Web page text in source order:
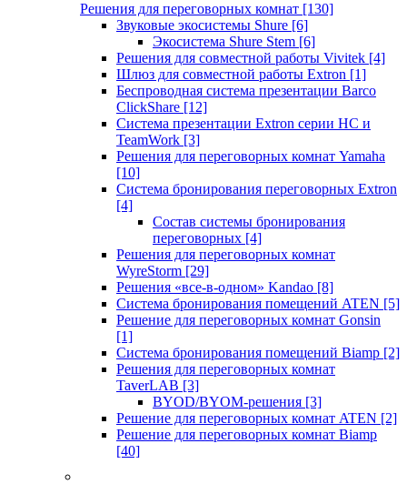
Решения для переговорных комнат [130]
Звуковые экосистемы Shure [6]
Экосистема Shure Stem [6]
Решения для совместной работы Vivitek [4]
Шлюз для совместной работы Extron [1]
Беспроводная система презентации Barco
ClickShare [12]
Система презентации Extron серии HC и
TeamWork [3]
Решения для переговорных комнат Yamaha
[10]
Система бронирования переговорных Extron
[4]
Состав системы бронирования
переговорных [4]
Решения для переговорных комнат
WyreStorm [29]
Решения «все-в-одном» Kandao [8]
Система бронирования помещений ATEN [5]
Решение для переговорных комнат Gonsin
[1]
Система бронирования помещений Biamp [2]
Решения для переговорных комнат
TaverLAB [3]
BYOD/BYOM-решения [3]
Решение для переговорных комнат ATEN [2]
Решение для переговорных комнат Biamp
[40]